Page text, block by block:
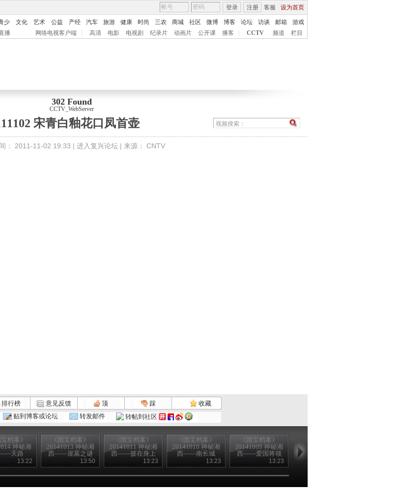
客服 设为首页
登录 注册
少 文化 艺术 公益 产经 汽车 旅游 健康 时尚 三农 商城 社区 微博 博客 论坛 访谈 邮箱
游戏
播 网络电视客户端 高清 电影 电视剧 纪录片 动画片 公开课 播客 CCTV 频道 栏目
302 Found
CCTV_WebServer
宋青白釉花口凤首壶
： 2011-11-02 19:33 | 进入复兴论坛 | 来源： CNTV
排行榜 意见反馈 顶 踩
收藏
贴到博客或论坛 转发邮件 转帖到社区
宝档案》
神秘湘
天路
13:22
《国宝档案》
20141013 神秘湘
西——崖墓之谜
13:50
《国宝档案》
20141011 神秘湘
西——披在身上
13:23
《国宝档案》
20141010 神秘湘
西——南长城
13:23
《国宝档案》
20141009 神秘湘
西——爱国将领
13:23
20141008 解密淹
城——传奇皇帝